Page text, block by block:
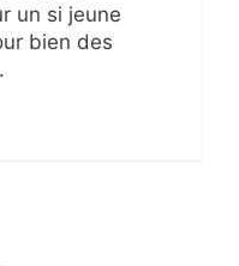
un si jeune
bien des